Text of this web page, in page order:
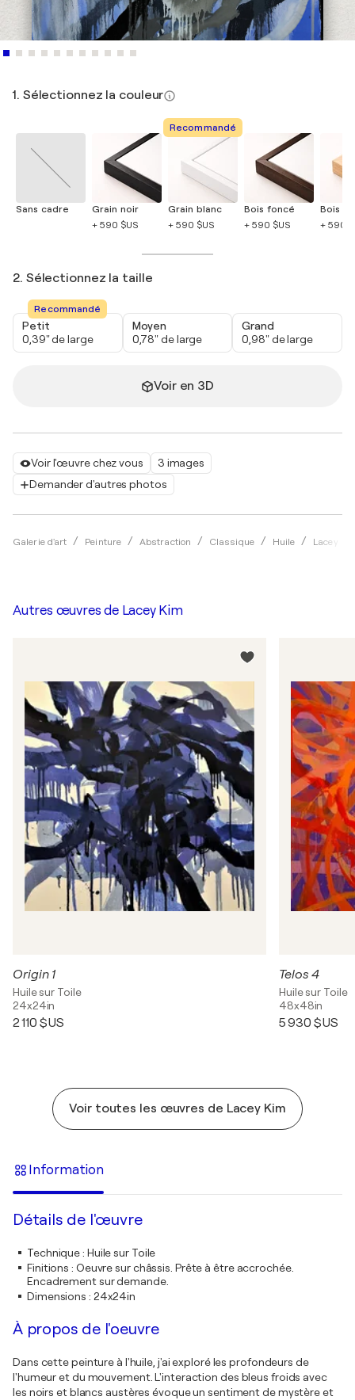
Voir l'œuvre chez vous
3 images
Demander d'autres photos
Galerie d'art Peinture Abstraction Classique Huile Lacey
1. Sélectionnez la couleur
Sans cadre
Grain noir
+ 590 $US
Recommandé
Grain blanc
+ 590 $US
Bois foncé
+ 590 $US
Bois
+ 590
2. Sélectionnez la taille
Recommandé
Petit
0,39" de large
Moyen
0,78" de large
Grand
0,98" de large
Voir en 3D
Autres œuvres de Lacey Kim
Origin 1
Huile sur Toile
24x24in
2 110 $US
Telos 4
Huile sur Toile
48x48in
5 930 $US
Voir toutes les œuvres de Lacey Kim
Information
Détails de l'œuvre
Technique: Huile sur Toile
Finitions : Oeuvre sur châssis. Prête à être accrochée.
Encadrement sur demande.
Dimensions : 24x24in
À propos de l'oeuvre
Dans cette peinture à l'huile, j'ai exploré les profondeurs de
l'humeur et du mouvement. L'interaction des bleus froids avec
les noirs et blancs austères évoque un sentiment de mystère et